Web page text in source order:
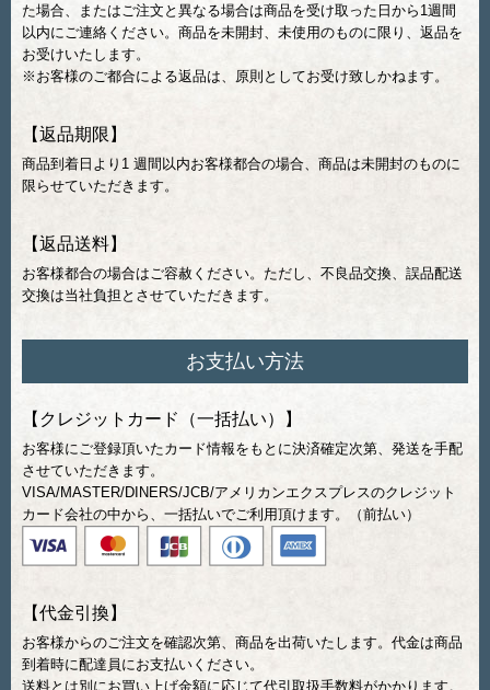
た場合、またはご注文と異なる場合は商品を受け取った日から1週間
以内にご連絡ください。商品を未開封、未使用のものに限り、返品を
お受けいたします。
※お客様のご都合による返品は、原則としてお受け致しかねます。
【返品期限】
商品到着日より1 週間以内お客様都合の場合、商品は未開封のものに
限らせていただきます。
【返品送料】
お客様都合の場合はご容赦ください。ただし、不良品交換、誤品配送
交換は当社負担とさせていただきます。
お支払い方法
【クレジットカード（一括払い）】
お客様にご登録頂いたカード情報をもとに決済確定次第、発送を手配
させていただきます。
VISA/MASTER/DINERS/JCB/アメリカンエクスプレスのクレジット
カード会社の中から、一括払いでご利用頂けます。（前払い）
【代金引換】
お客様からのご注文を確認次第、商品を出荷いたします。代金は商品
到着時に配達員にお支払いください。
送料とは別にお買い上げ金額に応じて代引取扱手数料がかかります。